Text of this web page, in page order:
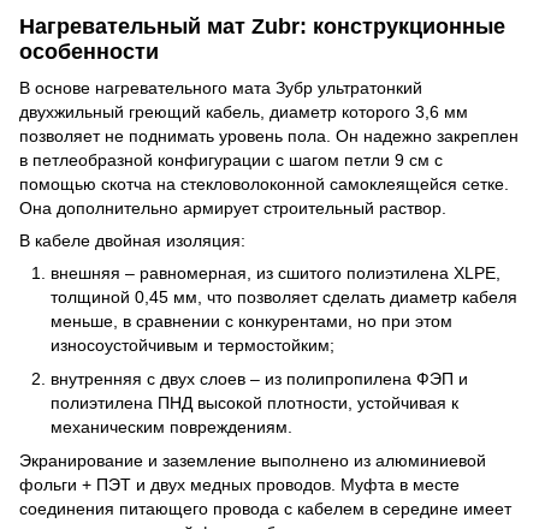
Нагревательный мат Zubr: конструкционные
особенности
В основе нагревательного мата Зубр ультратонкий
двухжильный греющий кабель, диаметр которого 3,6 мм
позволяет не поднимать уровень пола. Он надежно закреплен
в петлеобразной конфигурации с шагом петли 9 см с
помощью скотча на стекловолоконной самоклеящейся сетке.
Она дополнительно армирует строительный раствор.
В кабеле двойная изоляция:
внешняя – равномерная, из сшитого полиэтилена XLPE,
толщиной 0,45 мм, что позволяет сделать диаметр кабеля
меньше, в сравнении с конкурентами, но при этом
износоустойчивым и термостойким;
внутренняя с двух слоев – из полипропилена ФЭП и
полиэтилена ПНД высокой плотности, устойчивая к
механическим повреждениям.
Экранирование и заземление выполнено из алюминиевой
фольги + ПЭТ и двух медных проводов. Муфта в месте
соединения питающего провода с кабелем в середине имеет